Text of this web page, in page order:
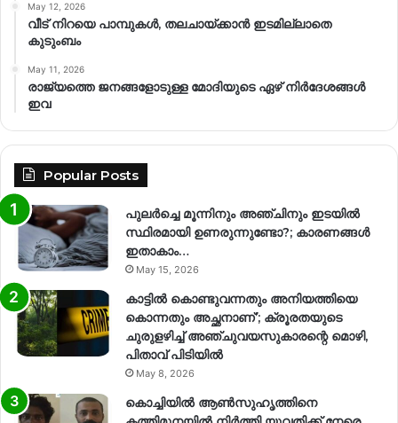
May 12, 2026
വീട് നിറയെ പാമ്പുകൾ, തലചായ്ക്കാൻ ഇടമില്ലാതെ
കുടുംബം
May 11, 2026
രാജ്യത്തെ ജനങ്ങളോടുള്ള മോദിയുടെ ഏഴ് നിര്‍ദേശങ്ങള്‍
ഇവ
Popular Posts
പുലർച്ചെ മൂന്നിനും അഞ്ചിനും ഇടയിൽ
സ്ഥിരമായി ഉണരുന്നുണ്ടോ?; കാരണങ്ങള്‍
ഇതാകാം…
May 15, 2026
കാട്ടിൽ കൊണ്ടുവന്നതും അനിയത്തിയെ
കൊന്നതും അച്ഛനാണ്’; ക്രൂരതയുടെ
ചുരുളഴിച്ച് അഞ്ചുവയസുകാരന്റെ മൊഴി,
പിതാവ് പിടിയിൽ
May 8, 2026
കൊച്ചിയിൽ ആൺസുഹൃത്തിനെ